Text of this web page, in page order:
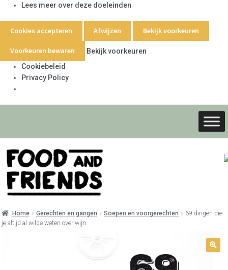
Lees meer over deze doeleinden
Cookies accepteren Afwijzen Bekijk voorkeuren
Voorkeuren bewaren
Bekijk voorkeuren
Cookiebeleid
Privacy Policy
Ga
door
naar
Ga
naar
de
Home Gerechten en gangen Soepen en voorgerechten
69 dingen die
je altijd al wilde weten over wijn